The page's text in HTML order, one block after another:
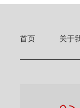
首页 关于